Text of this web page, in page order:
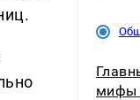
мифы